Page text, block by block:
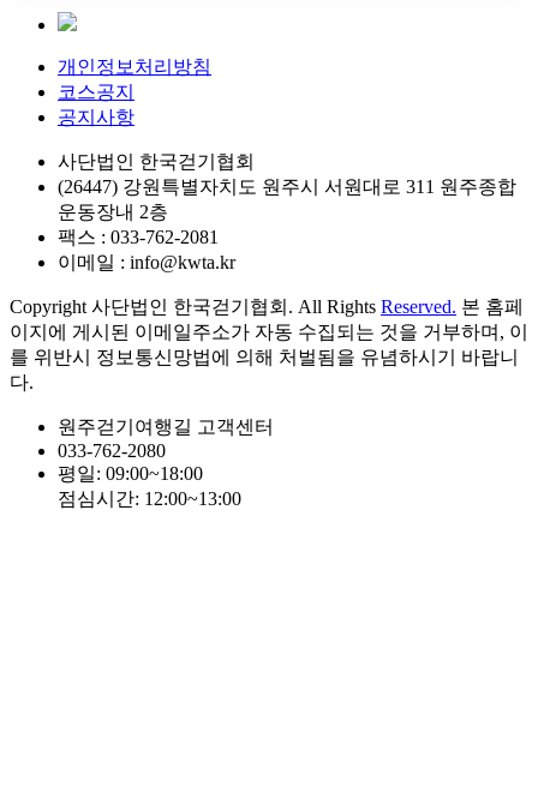
개인정보처리방침
코스공지
공지사항
사단법인 한국걷기협회
(26447) 강원특별자치도 원주시 서원대로 311 원주종합
운동장내 2층
팩스 : 033-762-2081
이메일 : info@kwta.kr
Copyright 사단법인 한국걷기협회. All Rights Reserved. 본 홈페
이지에 게시된 이메일주소가 자동 수집되는 것을 거부하며, 이
를 위반시 정보통신망법에 의해 처벌됨을 유념하시기 바랍니
다.
원주걷기여행길 고객센터
033-762-2080
평일: 09:00~18:00
점심시간: 12:00~13:00